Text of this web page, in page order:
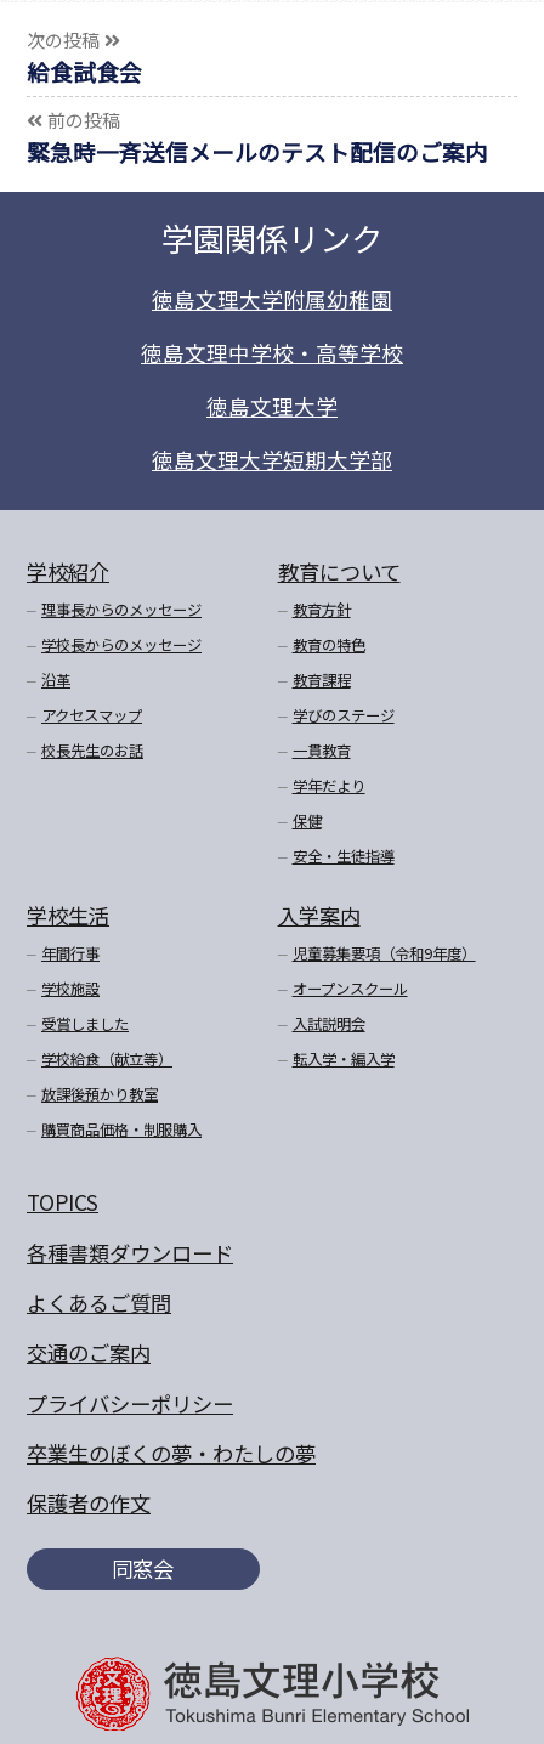
次の投稿
給食試食会
前の投稿
緊急時一斉送信メールのテスト配信のご案内
学園関係リンク
徳島文理大学附属幼稚園
徳島文理中学校・高等学校
徳島文理大学
徳島文理大学短期大学部
学校紹介
理事長からのメッセージ
学校長からのメッセージ
沿革
アクセスマップ
校長先生のお話
教育について
教育方針
教育の特色
教育課程
学びのステージ
一貫教育
学年だより
保健
安全・生徒指導
学校生活
年間行事
学校施設
受賞しました
学校給食（献立等）
放課後預かり教室
購買商品価格・制服購入
入学案内
児童募集要項（令和9年度）
オープンスクール
入試説明会
転入学・編入学
TOPICS
各種書類ダウンロード
よくあるご質問
交通のご案内
プライバシーポリシー
卒業生のぼくの夢・わたしの夢
保護者の作文
同窓会